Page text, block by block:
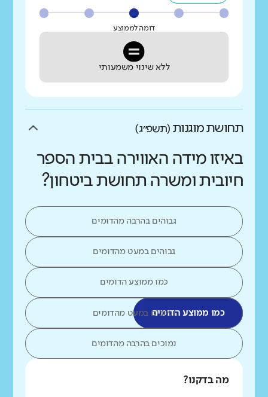
דומה לממוצע
ללא שינוי משמעותי
תחושת מוגנות (תשפ״ג)
באיזו מידה האווירה בבית הספר
חיובית ומשרה תחושת ביטחון?
גבוהים בהרבה מהדומים
גבוהים במעט מהדומים
כמו ממוצע הדומים
כמו ממוצע הדומיםנמוכים במעט מהדומים
נמוכים בהרבה מהדומים
מה בדקנו?